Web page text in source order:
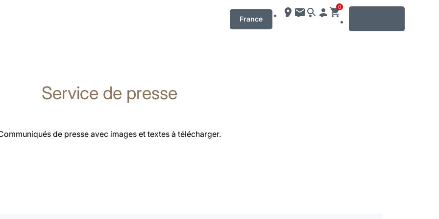
France
0
Service de presse
de presse avec images et textes à télécharger.